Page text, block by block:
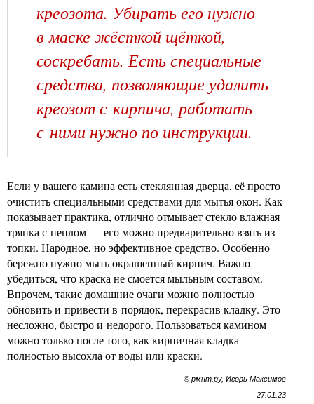
креозота. Убирать его нужно
в маске жёсткой щёткой,
соскребать. Есть специальные
средства, позволяющие удалить
креозот с кирпича, работать
с ними нужно по инструкции.
Если у вашего камина есть стеклянная дверца, её просто
очистить специальными средствами для мытья окон. Как
показывает практика, отлично отмывает стекло влажная
тряпка с пеплом — его можно предварительно взять из
топки. Народное, но эффективное средство. Особенно
бережно нужно мыть окрашенный кирпич. Важно
убедиться, что краска не смоется мыльным составом.
Впрочем, такие домашние очаги можно полностью
обновить и привести в порядок, перекрасив кладку. Это
несложно, быстро и недорого. Пользоваться камином
можно только после того, как кирпичная кладка
полностью высохла от воды или краски.
© рмнт.ру, Игорь Максимов
27.01.23